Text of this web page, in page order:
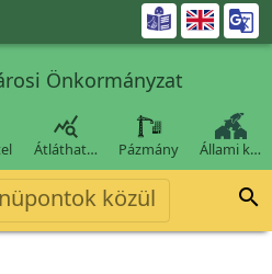

Önkormányzat

Átláthat… Pázmány Állami k…
közül 